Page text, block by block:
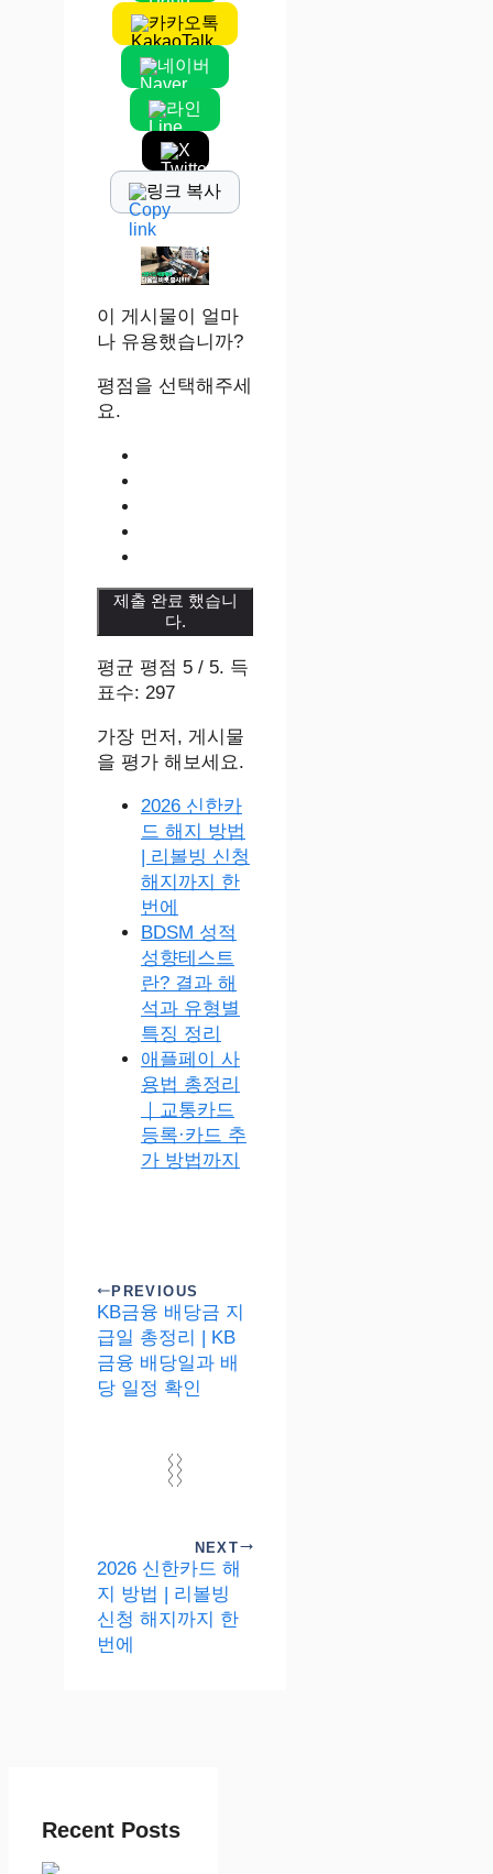
카카오톡
네이버
라인
X
링크 복사
이 게시물이 얼마
나 유용했습니까?
평점을 선택해주세
요.
제출 완료 했습니
다.
평균 평점 5 / 5. 득
표수: 297
가장 먼저, 게시물
을 평가 해보세요.
2026 신한카
드 해지 방법
| 리볼빙 신청
해지까지 한
번에
BDSM 성적
성향테스트
란? 결과 해
석과 유형별
특징 정리
애플페이 사
용법 총정리
｜교통카드
등록·카드 추
가 방법까지
PREVIOUS
KB금융 배당금 지
급일 총정리 | KB
금융 배당일과 배
당 일정 확인
NEXT
2026 신한카드 해
지 방법 | 리볼빙
신청 해지까지 한
번에
Recent Posts